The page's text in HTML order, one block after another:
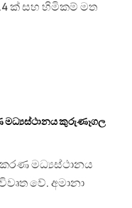
මධ්‍යස්ථානය කුරුණෑගල
මධ්‍යස්ථානය
වේ. අමානා
ක් සහ හිමිකම් මත